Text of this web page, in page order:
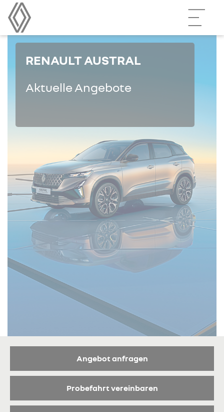
RENAULT AUSTRAL
Aktuelle Angebote
Angebot anfragen
Probefahrt vereinbaren